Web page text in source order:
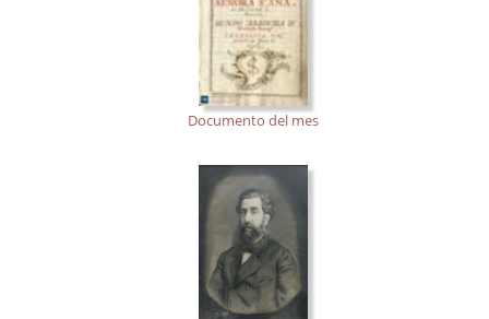
Documento del mes